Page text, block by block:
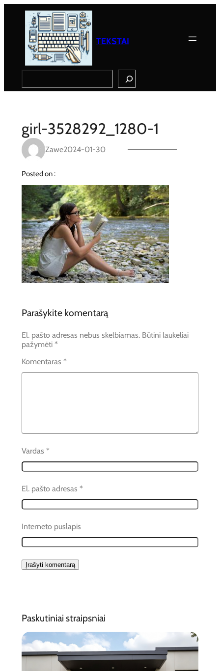
TEKSTAI
girl-3528292_1280-1
Zawe2024-01-30
Posted on :
Parašykite komentarą
El. pašto adresas nebus skelbiamas. Būtini laukeliai
pažymėti *
Komentaras *
Vardas *
El. pašto adresas *
Interneto puslapis
Paskutiniai straipsniai